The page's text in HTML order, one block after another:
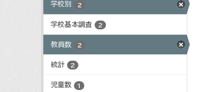
学校別 2
学校基本調査 2
教員数 2
統計 2
児童数 1